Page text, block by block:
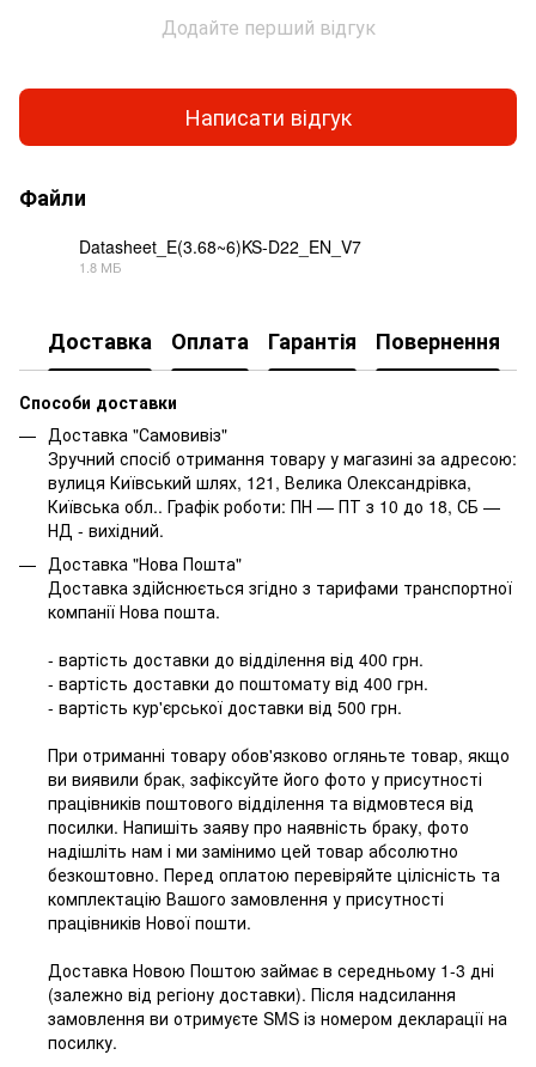
Додайте перший відгук
Написати відгук
Файли
Datasheet_E(3.68~6)KS-D22_EN_V7
1.8 МБ
Доставка Оплата Гарантія Повернення
Способи доставки
Доставка "Самовивіз"
Зручний спосіб отримання товару у магазині за адресою:
вулиця Київський шлях, 121, Велика Олександрівка,
Київська обл.. Графік роботи: ПН — ПТ з 10 до 18, СБ —
НД - вихідний.
Доставка "Нова Пошта"
Доставка здійснюється згідно з тарифами транспортної
компанії Нова пошта.
- вартість доставки до відділення від 400 грн.
- вартість доставки до поштомату від 400 грн.
- вартість кур'єрської доставки від 500 грн.
При отриманні товару обов'язково огляньте товар, якщо
ви виявили брак, зафіксуйте його фото у присутності
працівників поштового відділення та відмовтеся від
посилки. Напишіть заяву про наявність браку, фото
надішліть нам і ми замінимо цей товар абсолютно
безкоштовно. Перед оплатою перевіряйте цілісність та
комплектацію Вашого замовлення у присутності
працівників Нової пошти.
Доставка Новою Поштою займає в середньому 1-3 дні
(залежно від регіону доставки). Після надсилання
замовлення ви отримуєте SMS із номером декларації на
посилку.